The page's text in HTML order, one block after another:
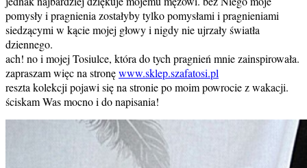
pomysły i pragnienia zostałyby tylko pomysłami i pragnieniami
siedzącymi w kącie mojej głowy i nigdy nie ujrzały światła
dziennego.
ach! no i mojej Tosiulce, która do tych pragnień mnie zainspirowała.
zapraszam więc na stronęwww.sklep.szafatosi.pl
reszta kolekcji pojawi się na stronie po moim powrocie z wakacji.
ściskam Was mocno i do napisania!